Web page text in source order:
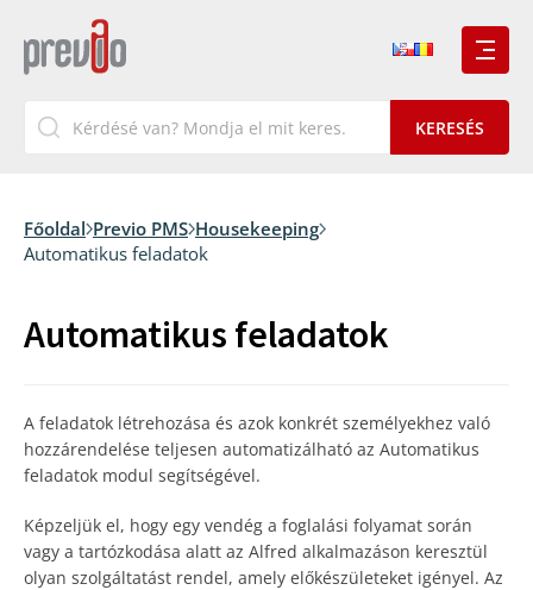
Főoldal Previo PMS Housekeeping
Automatikus feladatok
Automatikus feladatok
A feladatok létrehozása és azok konkrét személyekhez való
hozzárendelése teljesen automatizálható az Automatikus
feladatok modul segítségével.
Képzeljük el, hogy egy vendég a foglalási folyamat során
vagy a tartózkodása alatt az Alfred alkalmazáson keresztül
olyan szolgáltatást rendel, amely előkészületeket igényel. Az